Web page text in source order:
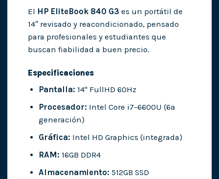
El HP EliteBook 840 G3 es un portátil de
14″ revisado y reacondicionado, pensado
para profesionales y estudiantes que
buscan fiabilidad a buen precio.
Especificaciones
Pantalla: 14" FullHD 60Hz
Procesador: Intel Core i7-6600U (6ª
generación)
Gráfica: Intel HD Graphics (integrada)
RAM: 16GB DDR4
Almacenamiento: 512GB SSD